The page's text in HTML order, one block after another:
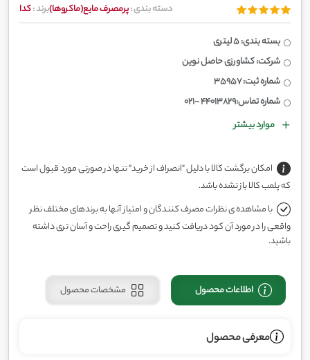
دسته بندی :پرمصرف مایع(ماکروها)برند :کدا
بسته بندی: 5 لیتری
شرکت: کشاورزی حاصل نوین
شماره ثبت: 35957
شماره تماس:44013829 -021
موارد بیشتر
امکان برگشت کالا با دلیل "انصراف از خرید" تنها در صورتی مورد قبول است
که پلمب کالا باز نشده باشد.
با مشاهده ی نظرات مصرف کنندگان و امتیاز آنها به برندهای مختلف نظر
واقعی را در مورد آن کود دریافت کنید و تصمیم گیری راحت و آسان تری داشته
باشید.
اطلاعات محصول مشخصات محصول
معرفی محصول